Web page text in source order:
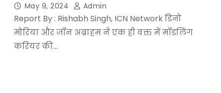
May 9, 2024 Admin
Report By : Rishabh Singh, ICN Network डिनो
मोरिया और जॉन अब्राहम ने एक ही वक्त में मॉडलिंग
करियर की…